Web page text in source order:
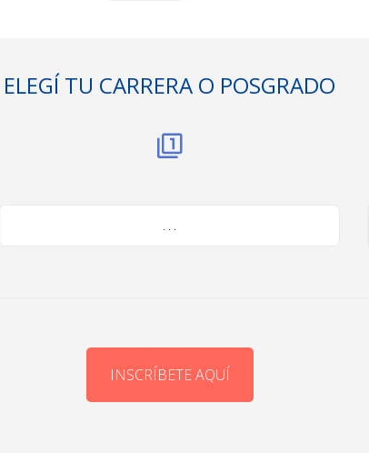
ELEGÍ TU CARRERA O POSGRADO
. . .
INSCRÍBETE AQUÍ